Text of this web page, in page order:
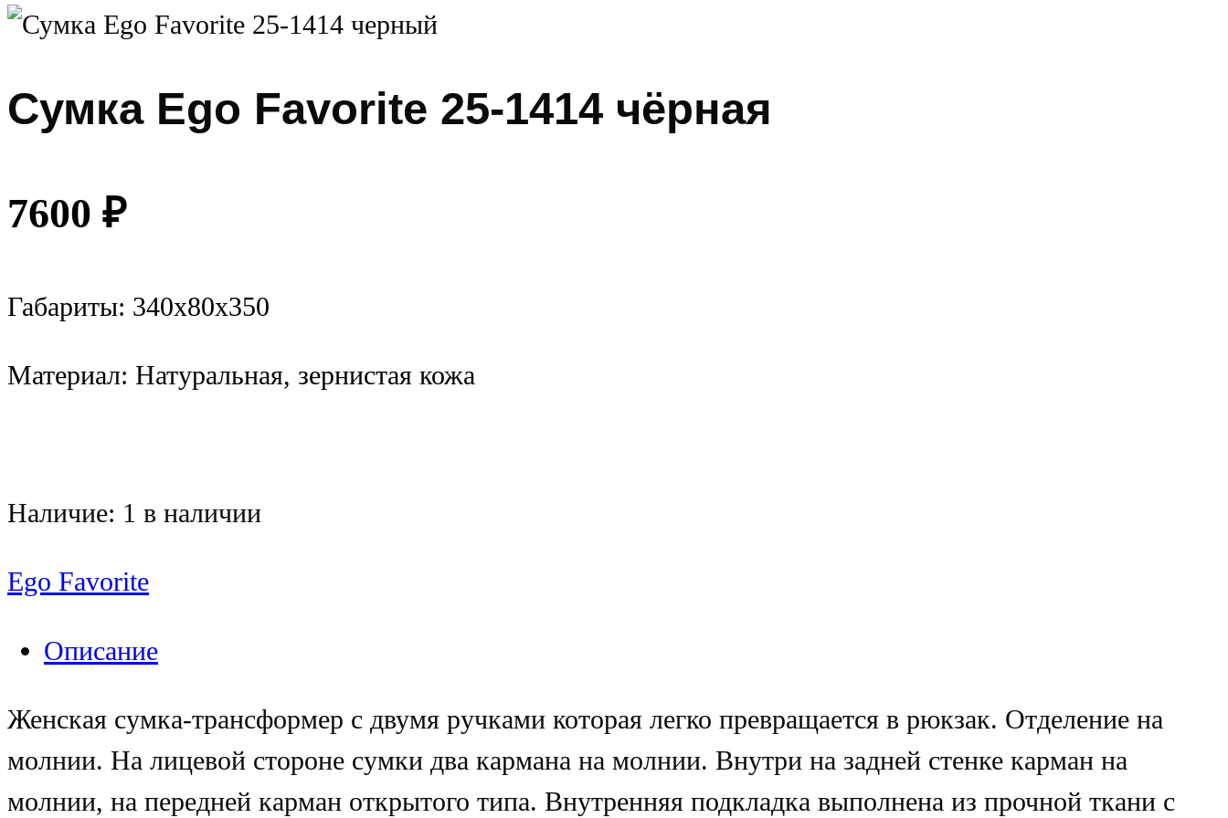
Сумка Ego Favorite 25-1414 чёрная
7600 ₽
Габариты: 340х80х350
Материал: Натуральная, зернистая кожа
Наличие: 1 в наличии
Ego Favorite
Описание
Женская сумка-трансформер с двумя ручками которая легко превращается в рюкзак. Отделение на
молнии. На лицевой стороне сумки два кармана на молнии. Внутри на задней стенке карман на
молнии, на передней карман открытого типа. Внутренняя подкладка выполнена из прочной ткани с